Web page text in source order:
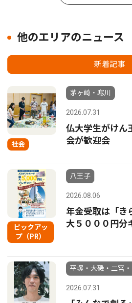
他のエリアのニュース
新着記事
社会
茅ヶ崎・寒川
2026.07.31
仏大学生がけ
会が歓迎会
ピックアッ
プ（PR）
八王子
2026.08.06
年金受取は「
大５０００円分
平塚・大磯・二宮
2026.07.31